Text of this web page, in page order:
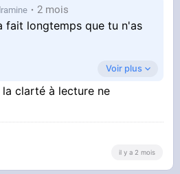
2 mois
fait longtemps que tu n'as
truc après longtemps, ca
et tu restes pas très
ca va vite disparaitre
jours
Voir plus
clarté à lecture ne
il y a 2 mois